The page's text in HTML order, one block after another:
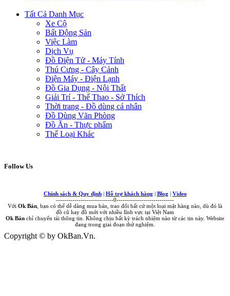
Tất Cả Danh Mục
Xe Cộ
Bất Động Sản
Việc Làm
Dịch Vụ
Đồ Điện Tử - Máy Tính
Thú Cưng - Cây Cảnh
Điện Máy - Điện Lạnh
Đồ Gia Dụng - Nội Thất
Giải Trí - Thể Thao - Sở Thích
Thời trang - Đồ dùng cá nhân
Đồ Dùng Văn Phòng
Đồ Ăn - Thực phẩm
Thể Loại Khác
Follow Us
Chính sách & Quy định | Hỗ trợ khách hàng | Blog | Video
----------------------------0----------------------------
Với Ok Bán , bạn có thể dễ dàng mua bán, trao đổi bất cứ một loại mặt hàng nào, dù đó là
đồ cũ hay đồ mới với nhiều lĩnh vực tại Việt Nam
Ok Bán chỉ chuyển tải thông tin. Không chịu bất kỳ trách nhiệm nào từ các tin này. Website
đang trong giai đoạn thử nghiệm.
Copyright © by OkBan.Vn.